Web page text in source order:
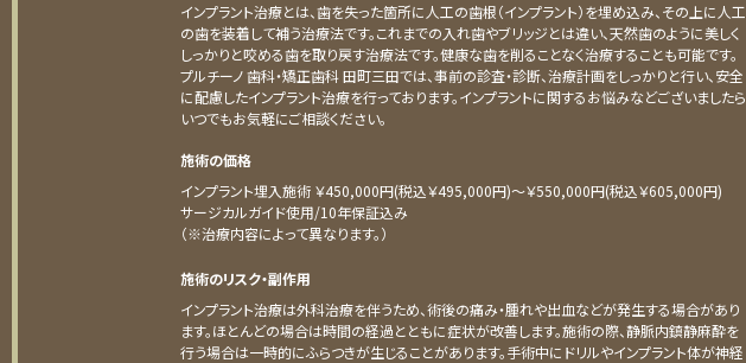
インプラント治療とは、歯を失った箇所に人工の歯根（インプラント）を埋め込み、その上に人工
の歯を装着して補う治療法です。これまでの入れ歯やブリッジとは違い、天然歯のように美しく
しっかりと咬める歯を取り戻す治療法です。健康な歯を削ることなく治療することも可能です。
プルチーノ 歯科・矯正歯科 田町三田では、事前の診査・診断、治療計画をしっかりと行い、安全
に配慮したインプラント治療を行っております。インプラントに関するお悩みなどございましたら
いつでもお気軽にご相談ください。
施術の価格
インプラント埋入施術 ￥450,000円(税込￥495,000円)〜￥550,000円(税込￥605,000円)
サージカルガイド使用/10年保証込み
（※治療内容によって異なります。）
施術のリスク・副作用
インプラント治療は外科治療を伴うため、術後の痛み・腫れや出血などが発生する場合があり
ます。ほとんどの場合は時間の経過とともに症状が改善します。施術の際、静脈内鎮静麻酔を
行う場合は一時的にふらつきが生じることがあります。手術中にドリルやインプラント体が神経